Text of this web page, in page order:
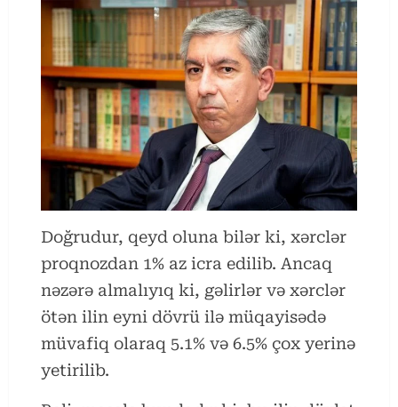
Doğrudur, qeyd oluna bilər ki, xərclər
proqnozdan 1% az icra edilib. Ancaq
nəzərə almalıyıq ki, gəlirlər və xərclər
ötən ilin eyni dövrü ilə müqayisədə
müvafiq olaraq 5.1% və 6.5% çox yerinə
yetirilib.